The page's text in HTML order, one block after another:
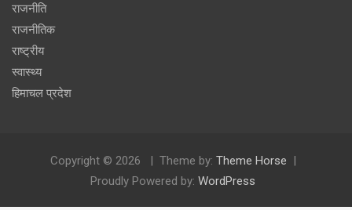
राजनीति
राजनीतिक
राष्ट्रीय
स्वास्थ्य
हिमाचल प्रदेश
Copyright © 2026 Theme by: Theme Horse
Proudly Powered by: WordPress